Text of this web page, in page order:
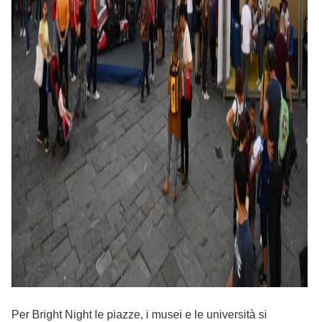
Per Bright Night le piazze, i musei e le università si